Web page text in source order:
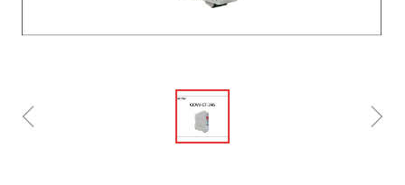
ꁆ ꁇ